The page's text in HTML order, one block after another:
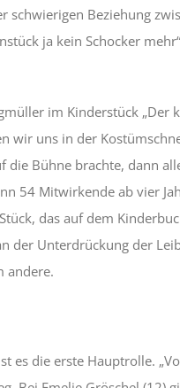
schwierigen Beziehung
ja kein Schocker
im Kinderstück „Der
wir uns in der
die Bühne brachte, dann
54 Mitwirkende ab vier
das auf dem
der Unterdrückung der
andere.
es die erste Hauptrolle.